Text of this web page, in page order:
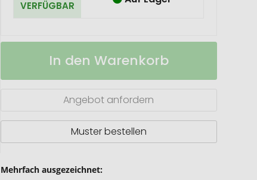
VERFÜGBAR
BIC®
BIO
Auf
In den Warenkorb
Angebot anfordern
Muster bestellen
Mehrfach ausgezeichnet: